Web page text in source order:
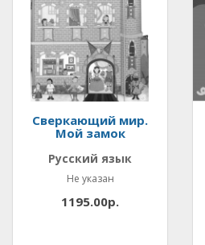
Сверкающий мир.
Мой замок
Русский язык
Не указан
1195.00р.